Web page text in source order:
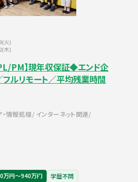
火)
木)
PM】現年収保証◆エンド企
ルリモート／平均残業時間
・情報処理 インターネット関連
万円〜940万円 学歴不問